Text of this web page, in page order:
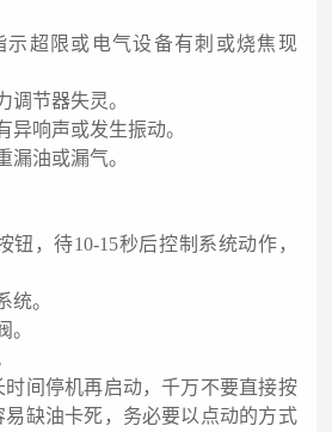
示超限或电气设备有刺或烧焦现
调节器失灵。
异响声或发生振动。
漏油或漏气。
钮，待10-15秒后控制系统动作，
统。
。
间停机再启动，千万不要直接按
缺油卡死，务必要以点动的方式